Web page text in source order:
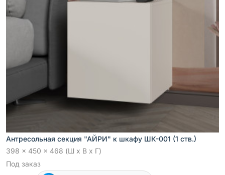
Антресольная секция "АЙРИ" к шкафу ШК-001 (1 ств.)
398 x 450 x 468 (Ш x В x Г)
Под заказ